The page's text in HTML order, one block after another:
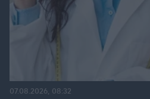
07.08.2026, 08:32